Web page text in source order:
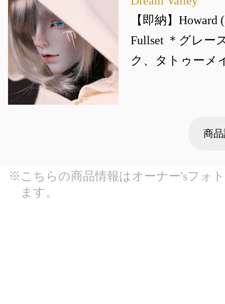
【即納】Howard
Fullset ＊グレー
ク、タトゥーメ
商
※こちらの商品情報はオーナー'sフォ
ます。